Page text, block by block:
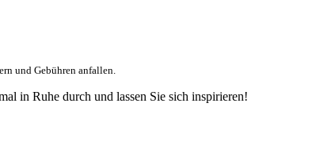
und Gebühren anfallen.
in Ruhe durch und lassen Sie sich inspirieren!